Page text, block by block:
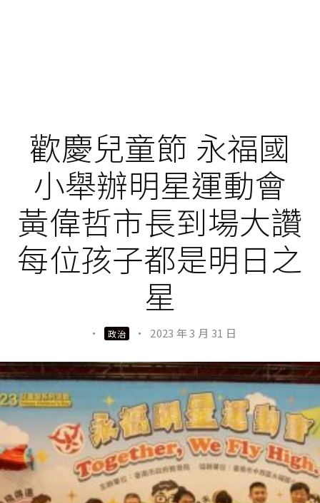
歡慶兒童節 永福國
小舉辦明星運動會
黃偉哲市長到場大讚
每位孩子都是明日之
星
· 政治 · 2023 年 3 月 31 日